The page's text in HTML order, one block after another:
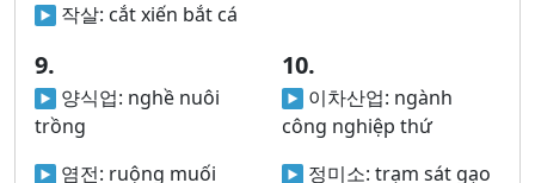
작살: cắt xiến bắt cá
9.
양식업: nghề nuôi
trồng
염전: ruộng muối
10.
이차산업: ngành
công nghiệp thứ
정미소: trạm sát gạo